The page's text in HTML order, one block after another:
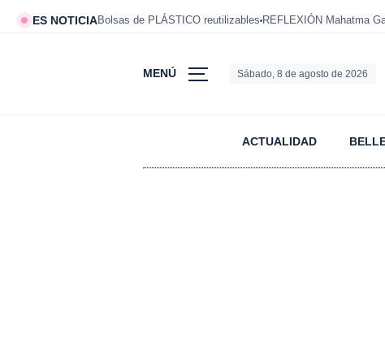
ES NOTICIABolsas de PLÁSTICO reutilizables REFLEXIÓN Mahatma
MENÚ Sábado, 8 de agosto de 2026
ACTUALIDAD